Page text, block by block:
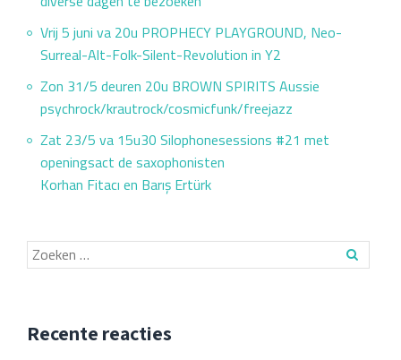
Vrij 5 juni va 20u PROPHECY PLAYGROUND, Neo-
Surreal-Alt-Folk-Silent-Revolution in Y2
Zon 31/5 deuren 20u BROWN SPIRITS Aussie
psychrock/krautrock/cosmicfunk/freejazz
Zat 23/5 va 15u30 Silophonesessions #21 met
openingsact de saxophonisten
Korhan Fitacı en Barış Ertürk
Recente reacties